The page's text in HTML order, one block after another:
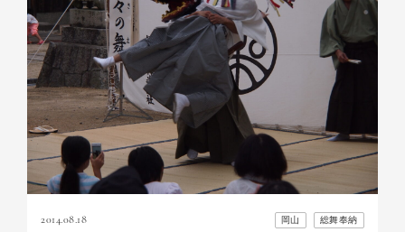
2014.08.18 岡山 総舞奉納